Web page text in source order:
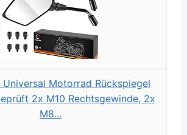
Motorrad Rückspiegel
2x M10 Rechtsgewinde, 2x
M8...